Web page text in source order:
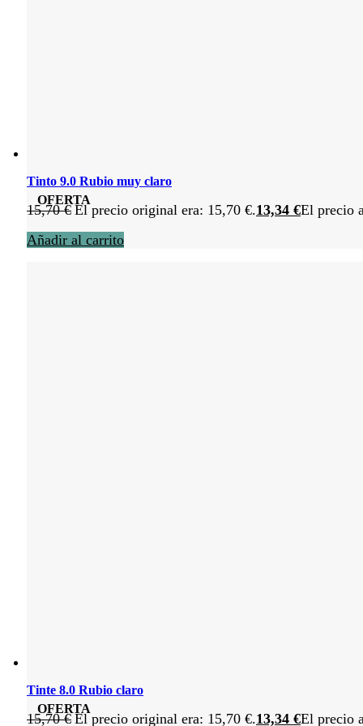
OFERTA
Tinto 9.0 Rubio muy claro
15,70€ El precio original era: 15,70 €.13,34 €El precio
Añadir al carrito
OFERTA
Tinte 8.0 Rubio claro
15,70€ El precio original era: 15,70 €.13,34 €El precio